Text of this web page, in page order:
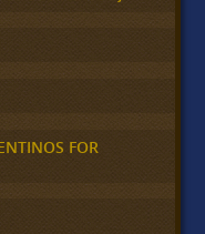
FOR